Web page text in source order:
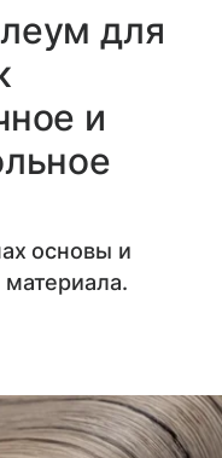
для
и
основы и